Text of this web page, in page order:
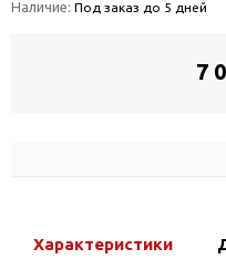
Наличие: Под заказ до 5 дней
7
Характеристики